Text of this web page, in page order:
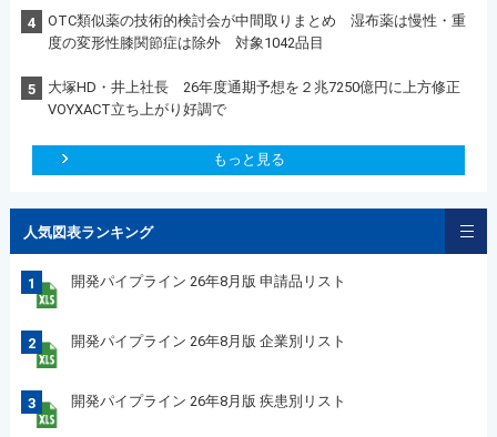
4
OTC類似薬の技術的検討会が中間取りまとめ 湿布薬は慢性・重
度の変形性膝関節症は除外 対象1042品目
5
大塚HD・井上社長 26年度通期予想を２兆7250億円に上方修正
VOYXACT立ち上がり好調で
もっと見る
人気図表ランキング
1 開発パイプライン 26年8月版 申請品リスト
2 開発パイプライン 26年8月版 企業別リスト
3 開発パイプライン 26年8月版 疾患別リスト